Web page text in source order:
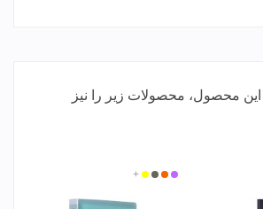
این محصول، محصولات زیر را نیز
بنفش
نارنجی
دودی
زرد+